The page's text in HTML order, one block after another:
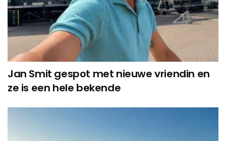
Jan Smit gespot met nieuwe vriendin en
ze is een hele bekende